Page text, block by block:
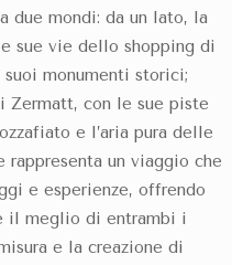
due mondi: da un lato, la
sue vie dello shopping di
monumenti storici;
Zermatt, con le sue piste
e l’aria pura delle
rappresenta un viaggio che
e esperienze, offrendo
il meglio di entrambi i
e la creazione di